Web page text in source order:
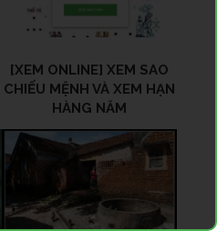
[XEM ONLINE] XEM SAO
CHIẾU MỆNH VÀ XEM HẠN
HÀNG NĂM